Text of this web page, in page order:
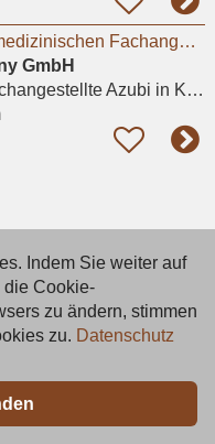
Ausbildung zur Tiermedizinischen Fachangestellten (TFA) (m/w/d) in Kelsterbach nahe Frankfurt
GmbH
Azubi in Kelsterbach
Indem Sie weiter auf
die Cookie-
zu ändern, stimmen
zu. Datenschutz